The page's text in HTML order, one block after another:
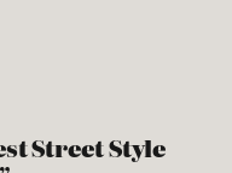
Street Style